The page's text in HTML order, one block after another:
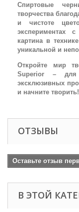
Спиртовые
творчества
и чистоте
экспериментах
картина в
уникальной и
Откройте мир
Superior – для
эксклюзивных
и начните творить!
ОТЗЫВЫ
Оставьте отзыв
В ЭТОЙ